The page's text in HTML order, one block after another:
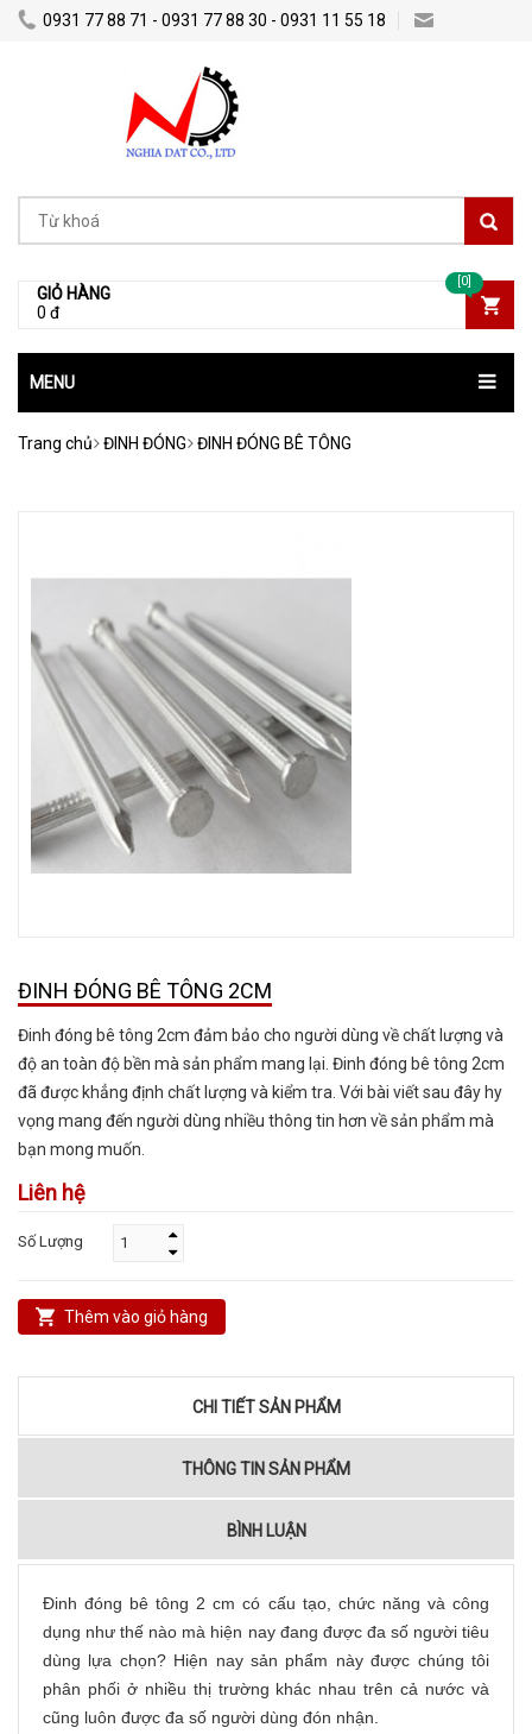
0931 77 88 71 - 0931 77 88 30 - 0931 11 55 18
GIỎ HÀNG
0 đ
[0]
MENU
Trang chủ ĐINH ĐÓNG ĐINH ĐÓNG BÊ TÔNG
ĐINH ĐÓNG BÊ TÔNG 2CM
Đinh đóng bê tông 2cm đảm bảo cho người dùng về chất lượng và
độ an toàn độ bền mà sản phẩm mang lại. Đinh đóng bê tông 2cm
đã được khẳng định chất lượng và kiểm tra. Với bài viết sau đây hy
vọng mang đến người dùng nhiều thông tin hơn về sản phẩm mà
bạn mong muốn.
Liên hệ
Số Lượng
Thêm vào giỏ hàng
CHI TIẾT SẢN PHẨM
THÔNG TIN SẢN PHẨM
BÌNH LUẬN
Đinh đóng bê tông 2 cm có cấu tạo, chức năng và công
dụng như thế nào mà hiện nay đang được đa số người tiêu
dùng lựa chọn? Hiện nay sản phẩm này được chúng tôi
phân phối ở nhiều thị trường khác nhau trên cả nước và
cũng luôn được đa số người dùng đón nhận.